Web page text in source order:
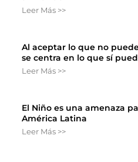
Leer Más >>
Al aceptar lo que no
se centra en lo que sí
Leer Más >>
El Niño es una amenaza
América Latina
Leer Más >>